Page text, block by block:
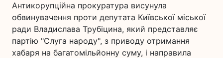
Антикорупційна прокуратура висунула
обвинувачення проти депутата Київської міської
ради Владислава Трубіцина, який представляє
партію "Слуга народу", з приводу отримання
хабаря на багатомільйонну суму, і направила